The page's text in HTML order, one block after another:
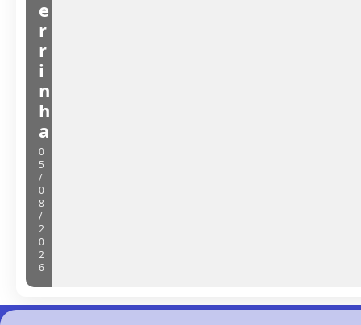
Barroquense Saline Simões
Boleiras de Serrinha
05/08/2026